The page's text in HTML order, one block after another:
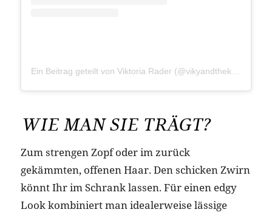
Ein Beitrag geteilt von Viktoria Rader (@vikyandthekid)
WIE MAN SIE TRÄGT?
Zum strengen Zopf oder im zurück
gekämmten, offenen Haar. Den schicken Zwirn
könnt Ihr im Schrank lassen. Für einen edgy
Look kombiniert man idealerweise lässige